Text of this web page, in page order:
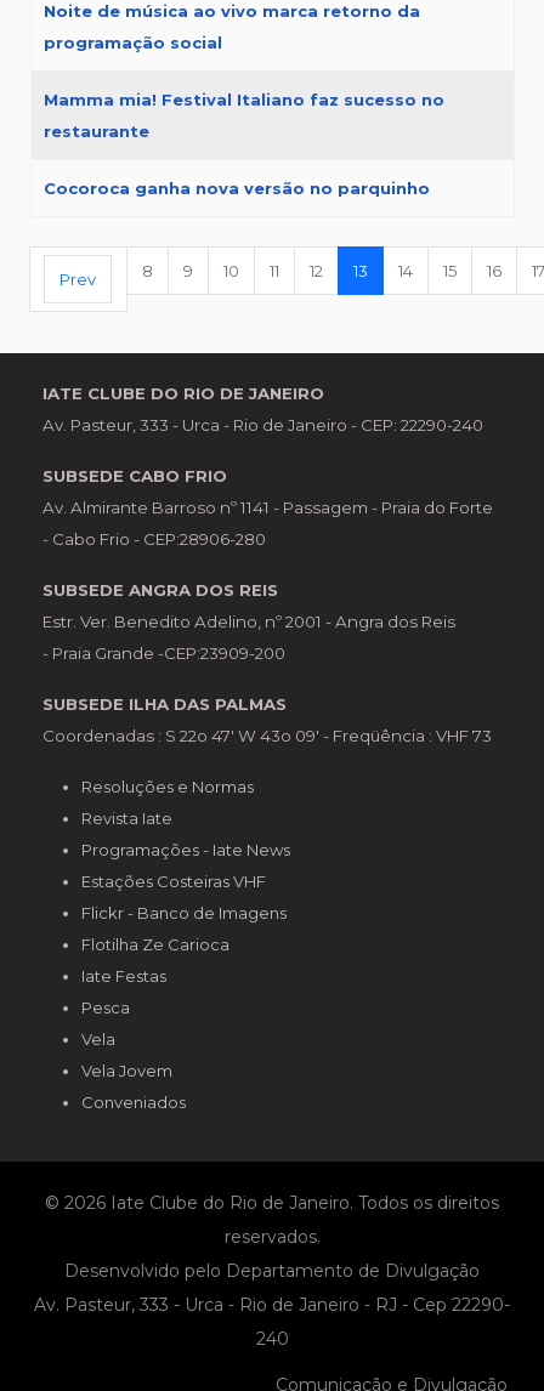
Noite de música ao vivo marca retorno da
programação social
Mamma mia! Festival Italiano faz sucesso no
restaurante
Cocoroca ganha nova versão no parquinho
Página 13 de 19
Prev 8 9 10 11 12 13 14 15 16 17
IATE CLUBE DO RIO DE JANEIRO
Av. Pasteur, 333 - Urca - Rio de Janeiro - CEP: 22290-240
SUBSEDE CABO FRIO
Av. Almirante Barroso nº 1141 - Passagem - Praia do Forte
- Cabo Frio - CEP:28906-280
SUBSEDE ANGRA DOS REIS
Estr. Ver. Benedito Adelino, nº 2001 - Angra dos Reis
- Praia Grande -CEP:23909-200
SUBSEDE ILHA DAS PALMAS
Coordenadas : S 22o 47' W 43o 09' - Freqüência : VHF 73
Resoluções e Normas
Revista Iate
Programações - Iate News
Estações Costeiras VHF
Flickr - Banco de Imagens
Flotilha Ze Carioca
Iate Festas
Pesca
Vela
Vela Jovem
Conveniados
© 2026 Iate Clube do Rio de Janeiro. Todos os direitos
reservados.
Desenvolvido pelo Departamento de Divulgação
Av. Pasteur, 333 - Urca - Rio de Janeiro - RJ - Cep 22290-
240
Comunicação e Divulgação